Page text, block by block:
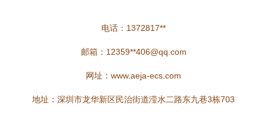
电话：1372817**
邮箱：12359**406@qq.com
网址： www.aeja-ecs.com
地址：深圳市龙华新区民治街道滢水二路东九巷3栋703